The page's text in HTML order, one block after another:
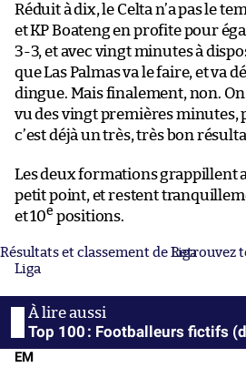
Réduit à dix, le Celta n’a pas le
et KP Boateng en profite pour
3-3, et avec vingt minutes à
que Las Palmas va le faire, et va
dingue. Mais finalement, non. On
vu des vingt premières minutes,
c’est déjà un très, très bon
Les deux formations grappillent
petit point, et restent
et 10e positions.
Résultats et classement de LigaRetrouvez
Liga
Top 100 : Footballeurs fictifs
EM